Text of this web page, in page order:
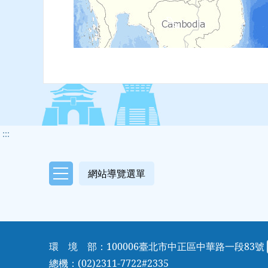
:::
網站導覽選單
網站導覽選單
環 境 部：100006臺北市中正區中華路一段83號
總機：(02)2311-7722#2335